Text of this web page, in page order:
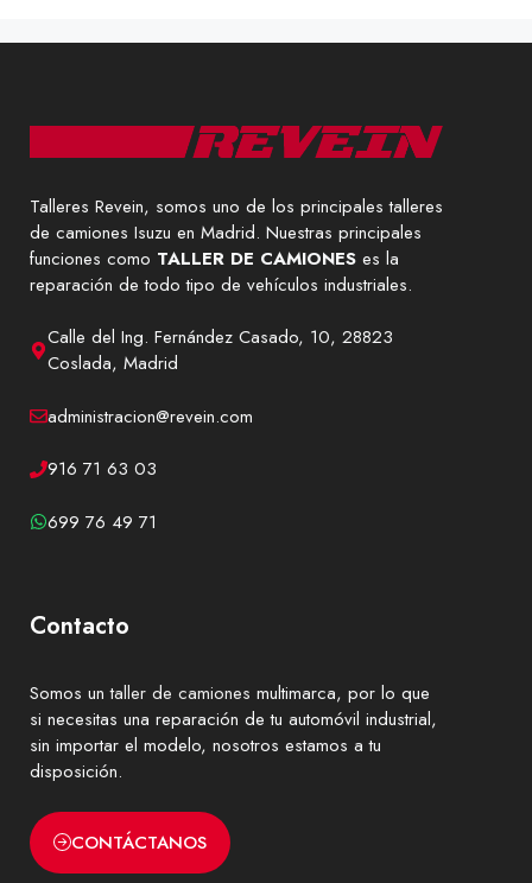
Talleres Revein, somos uno de los principales talleres
de camiones Isuzu en Madrid. Nuestras principales
funciones como TALLER DE CAMIONES es la
reparación de todo tipo de vehículos industriales.
Calle del Ing. Fernández Casado, 10, 28823
Coslada, Madrid
administracion@revein.com
916 71 63 03
699 76 49 71
Contacto
Somos untaller de camiones multimarca, por lo que
si necesitas una reparación de tu automóvil industrial,
sin importar el modelo, nosotros estamos a tu
disposición.
CONTÁCTANOS